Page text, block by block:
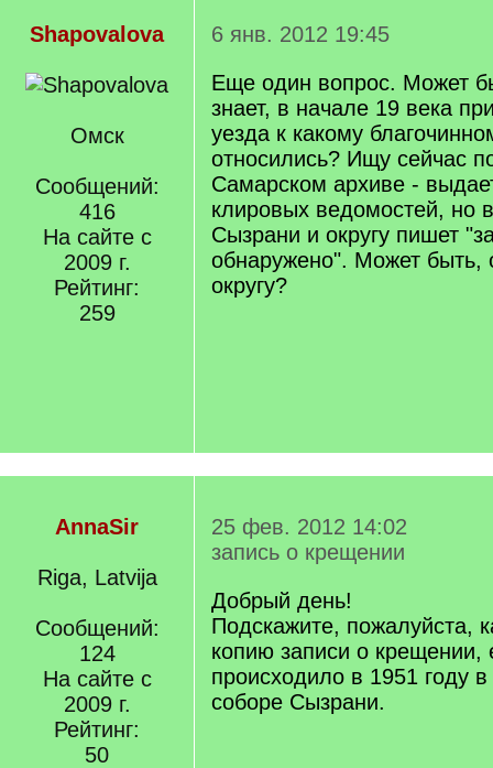
Shapovalova
Омск
Сообщений:
416
На сайте с
2009 г.
Рейтинг:
259
6 янв. 2012 19:45
Еще один вопрос. Может
знает, в начале 19 века
уезда к какому
относились? Ищу сейчас
Самарском архиве -
клировых ведомостей, но
Сызрани и округу пишет
обнаружено". Может быть,
округу?
AnnaSir
Riga, Latvija
Сообщений:
124
На сайте с
2009 г.
Рейтинг:
50
25 фев. 2012 14:02
запись о крещении
Добрый день!
Подскажите, пожалуйста,
копию записи о крещении,
происходило в 1951 году
соборе Сызрани.